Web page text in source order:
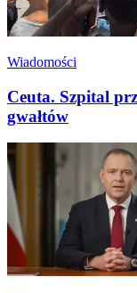
Wiadomości
Ceuta. Szpital
gwałtów